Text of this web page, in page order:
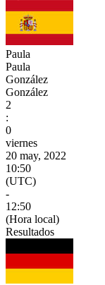
Paula
Paula
González
González
2
:
0
viernes
20 may, 2022
10:50
(UTC)
-
12:50
(Hora local)
Resultados